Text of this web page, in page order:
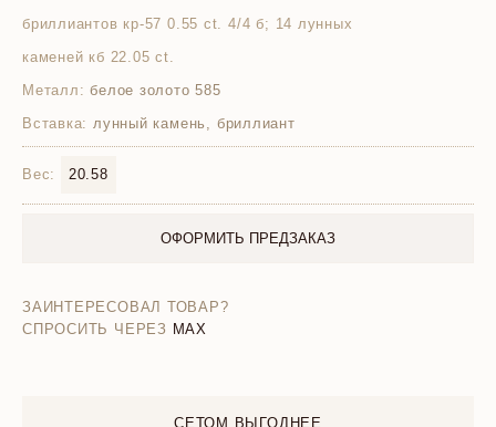
бриллиантов кр-57 0.55 ct. 4/4 б; 14 лунных
каменей кб 22.05 ct.
Металл: белое золото 585
Вставка: лунный камень, бриллиант
Вес: 20.58
ОФОРМИТЬ ПРЕДЗАКАЗ
ЗАИНТЕРЕСОВАЛ ТОВАР?
СПРОСИТЬ ЧЕРЕЗ MAX
СЕТОМ ВЫГОДНЕЕ